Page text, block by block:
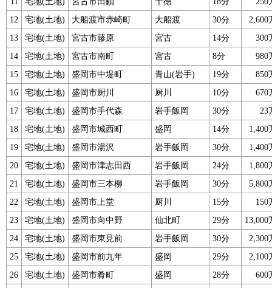
12
宅地(土地) 大船渡市赤崎町 大船渡 30分
2,600
13
宅地(土地) 宮古市藤原 宮古 14分
300
14
宅地(土地) 宮古市南町 宮古 8分
980
15
宅地(土地) 盛岡市中堤町 青山(岩手) 19分
850
16
宅地(土地) 盛岡市厨川 厨川 10分
670
17
宅地(土地) 盛岡市手代森 岩手飯岡 30分
23
18
宅地(土地) 盛岡市城西町 盛岡 14分
1,400
19
宅地(土地) 盛岡市湯沢 岩手飯岡 30分
1,400
20
宅地(土地) 盛岡市津志田西 岩手飯岡 24分
1,800
21
宅地(土地) 盛岡市三本柳 岩手飯岡 30分
5,800
22
宅地(土地) 盛岡市上堂 厨川 15分
150
23
宅地(土地) 盛岡市向中野 仙北町 29分
13,000
24
宅地(土地) 盛岡市東見前 岩手飯岡 30分
2,300
25
宅地(土地) 盛岡市前九年 盛岡 29分
2,100
26
宅地(土地) 盛岡市肴町 盛岡 28分
600